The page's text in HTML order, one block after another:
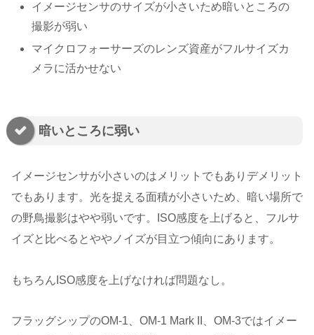
イメージセンサのサイズが小さいため暗いところの
撮影が弱い
マイクロフォーサーズのレンズ資産がフルサイズカ
メラに活かせない
暗いところに弱い
イメージセンサが小さいのはメリットでもありデメリット
でもあります。光を捉える面積が小さいため、暗い場所で
の野鳥撮影はやや弱いです。ISO感度を上げると、フルサ
イズと比べるとややノイズが目立つ傾向にあります。
もちろんISO感度を上げなければ問題なし。
フラッグシップのOM-1、OM-1 Mark II、OM-3ではイメー